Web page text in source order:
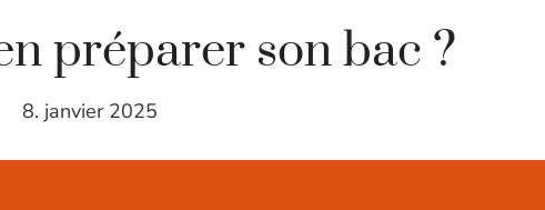
préparer son bac ?
8. janvier 2025